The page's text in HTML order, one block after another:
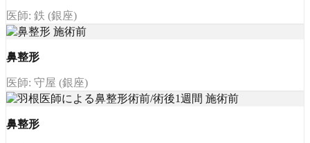
医師: 鉄 (銀座)
鼻整形
医師: 守屋 (銀座)
鼻整形